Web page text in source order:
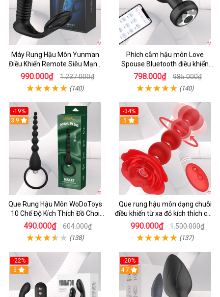
Máy Rung Hậu Môn Yunman
Điều Khiển Remote Siêu Mạnh
Kích Thích
990.000₫ 1.237.000₫
(140)
Phích cắm hậu môn Love
Spouse Bluetooth điều khiển
app an toàn tiện lợi
798.000₫ 985.000₫
(140)
-19%
3.9
Que Rung Hậu Môn WoDoToys
10 Chế Độ Kích Thích Đồ Chơi
Gay
490.000₫ 604.000₫
(138)
-34%
5
Que rung hậu môn dạng chuỗi
điều khiển từ xa đỏ kích thích cực
mạnh
990.000₫ 1.500.000₫
(137)
-22%
5
-20%
4.7